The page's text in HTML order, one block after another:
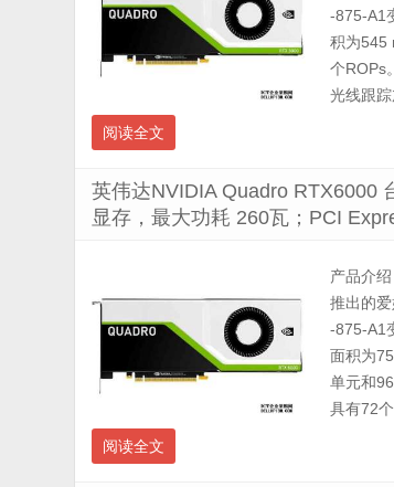
-875-A1
积为545
个ROPs
光线跟
阅读全文
英伟达NVIDIA Quadro RTX6000
显存，最大功耗 260瓦；PCI
产品介
推出的
-875-A1
面积为
单元和
具有72
阅读全文